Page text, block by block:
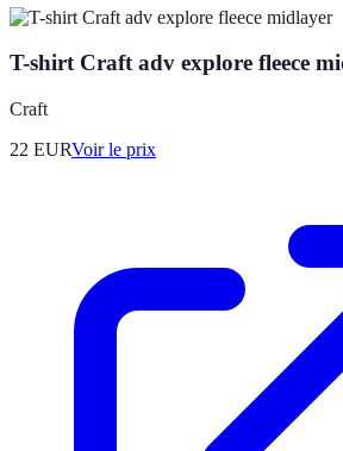
T-shirt Craft adv explore fleece
Craft
22 EURVoir le prix